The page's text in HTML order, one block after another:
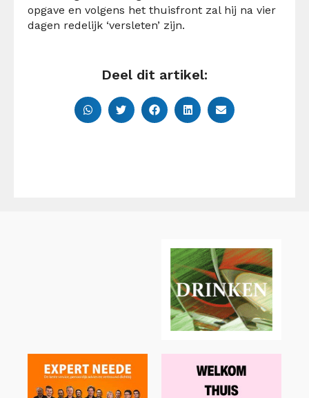
opgave en volgens het thuisfront zal hij na vier
dagen redelijk ‘versleten’ zijn.
Deel dit artikel: